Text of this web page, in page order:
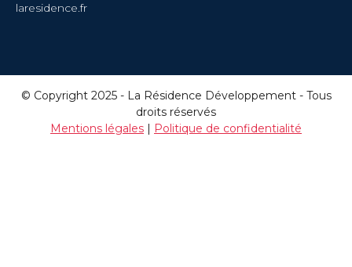
laresidence.fr
© Copyright 2025 - La Résidence Développement - Tous
droits réservés
Mentions légales
Politique de confidentialité